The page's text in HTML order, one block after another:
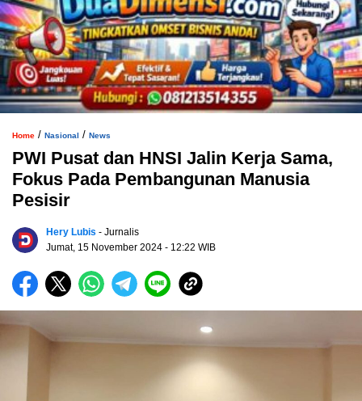
Home / Nasional / News
PWI Pusat dan HNSI Jalin Kerja Sama,
Fokus Pada Pembangunan Manusia
Pesisir
Hery Lubis - Jurnalis
Jumat, 15 November 2024 - 12:22 WIB